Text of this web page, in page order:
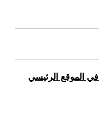
الموقع الرئيسي